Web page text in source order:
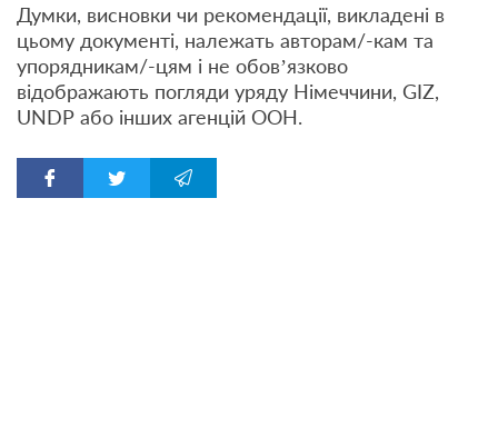
Думки, висновки чи рекомендації, викладені в
цьому документі, належать авторам/-кам та
упорядникам/-цям і не обов’язково
відображають погляди уряду Німеччини, GIZ,
UNDP або інших агенцій ООН.